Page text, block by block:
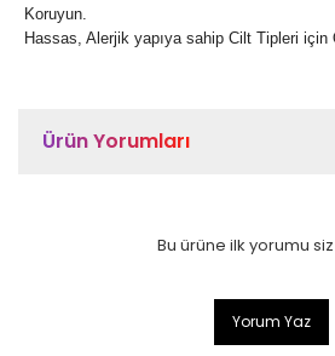
Koruyun.
Hassas, Alerjik yapıya sahip Cilt Tipleri için
Ürün Yorumları
Bu ürüne ilk yorumu siz
Yorum Yaz